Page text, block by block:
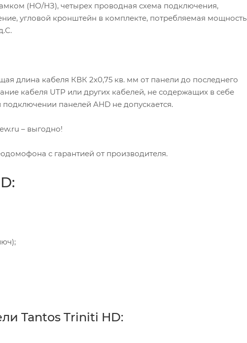
(НО/НЗ), четырех проводная схема подключения,
угловой кронштейн в комплекте, потребляемая мощность
длина кабеля КВК 2х0,75 кв. мм от панели до последнего
кабеля UTP или других кабелей, не содержащих в себе
панелей AHD не допускается.
– выгодно!
с гарантией от производителя.
Tantos Triniti HD: